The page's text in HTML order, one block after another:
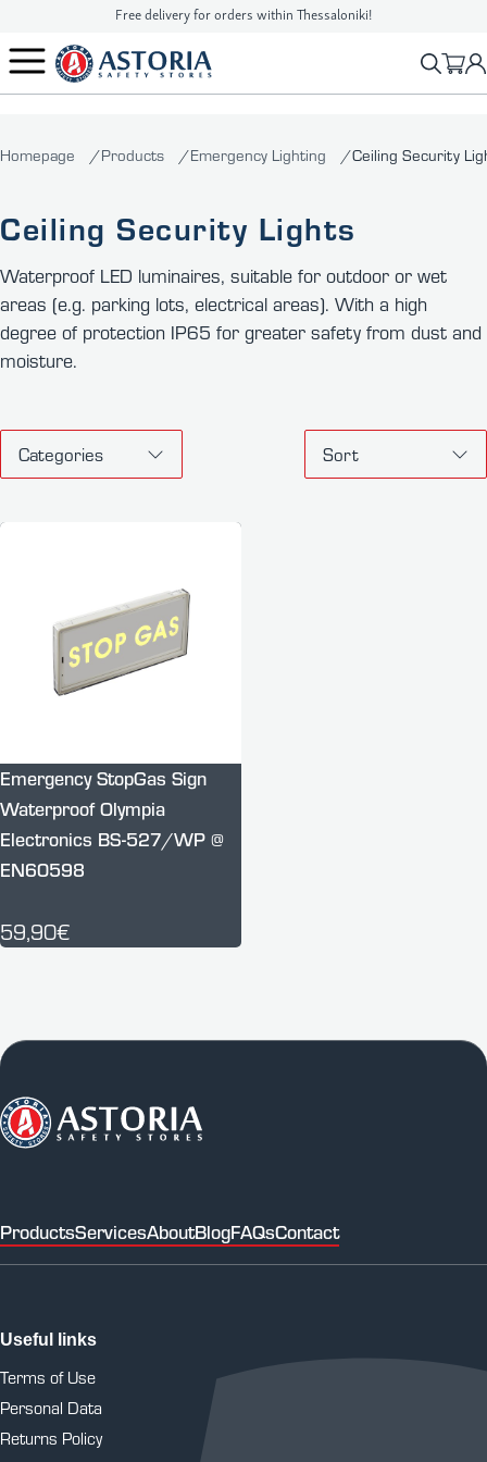
Free delivery for orders within Thessaloniki!
2310 90 16 16 info@astoriasafetystores.gr
Homepage Products Emergency Lighting Ceiling Security
Ceiling Security Lights
Waterproof LED luminaires, suitable for outdoor or wet
areas (e.g. parking lots, electrical areas). With a high
degree of protection IP65 for greater safety from dust and
moisture.
Categories Sort
Emergency StopGas Sign
Waterproof Olympia
Electronics BS-527/WP @
EN60598
59,90€
ProductsServicesAboutBlogFAQsContact
Useful links
Terms of Use
Personal Data
Returns Policy